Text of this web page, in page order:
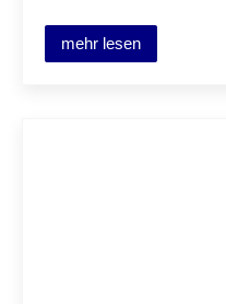
mehr lesen